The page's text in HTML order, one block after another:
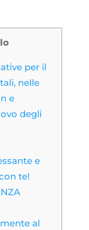
per il
nelle
e
degli
e
te!
al